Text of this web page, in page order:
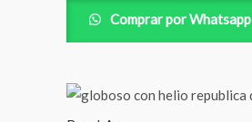
Comprar por Whatsapp